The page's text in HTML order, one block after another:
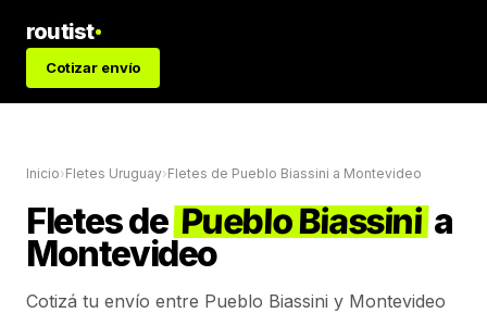
routist
Cotizar envío
Inicio›Fletes Uruguay›Fletes de Pueblo Biassini a Montevideo
Fletes de Pueblo Biassini a
Montevideo
Cotizá tu envío entre Pueblo Biassini y Montevideo